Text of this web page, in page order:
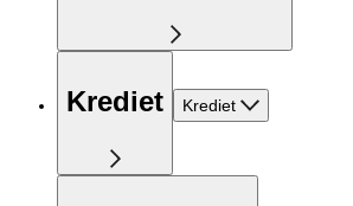
Krediet Krediet